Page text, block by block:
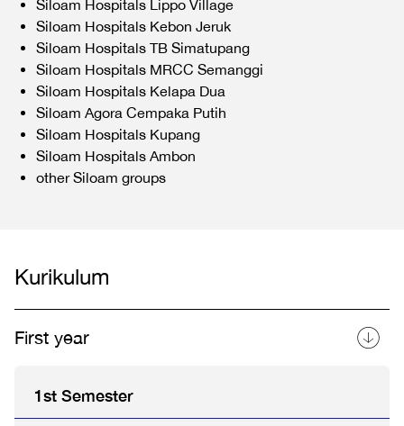
Siloam Hospitals Lippo Village
Siloam Hospitals Kebon Jeruk
Siloam Hospitals TB Simatupang
Siloam Hospitals MRCC Semanggi
Siloam Hospitals Kelapa Dua
Siloam Agora Cempaka Putih
Siloam Hospitals Kupang
Siloam Hospitals Ambon
other Siloam groups
Kurikulum
First year
1st Semester